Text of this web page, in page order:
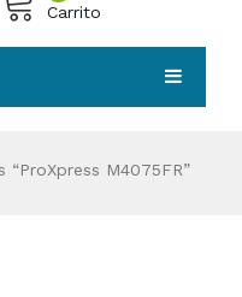
Carrito
M4075FR”